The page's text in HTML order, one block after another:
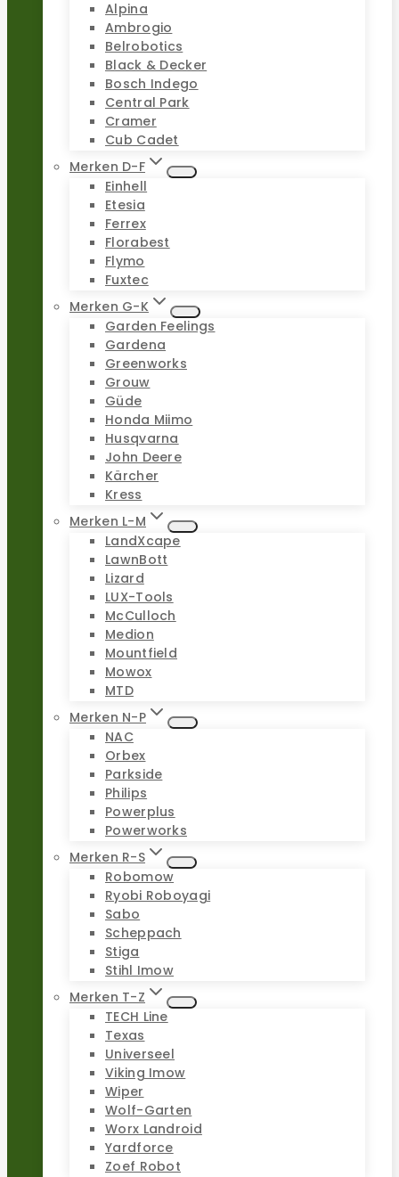
Alpina
Ambrogio
Belrobotics
Black & Decker
Bosch Indego
Central Park
Cramer
Cub Cadet
Merken D-F
Einhell
Etesia
Ferrex
Florabest
Flymo
Fuxtec
Merken G-K
Garden Feelings
Gardena
Greenworks
Grouw
Güde
Honda Miimo
Husqvarna
John Deere
Kärcher
Kress
Merken L-M
LandXcape
LawnBott
Lizard
LUX-Tools
McCulloch
Medion
Mountfield
Mowox
MTD
Merken N-P
NAC
Orbex
Parkside
Philips
Powerplus
Powerworks
Merken R-S
Robomow
Ryobi Roboyagi
Sabo
Scheppach
Stiga
Stihl Imow
Merken T-Z
TECH Line
Texas
Universeel
Viking Imow
Wiper
Wolf-Garten
Worx Landroid
Yardforce
Zoef Robot